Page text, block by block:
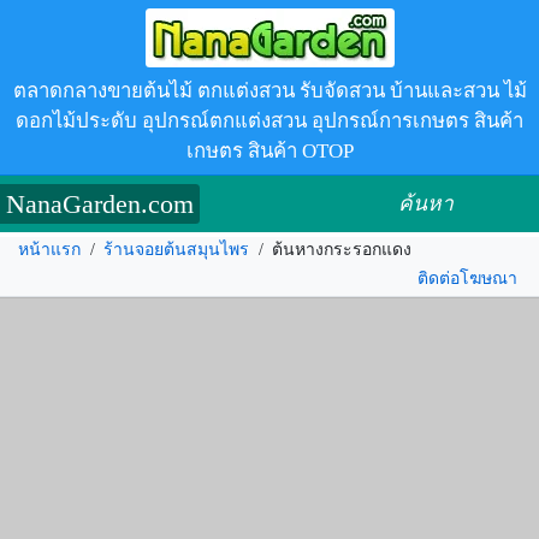
ตลาดกลางขายต้นไม้ ตกแต่งสวน รับจัดสวน บ้านและสวน ไม้
ดอกไม้ประดับ อุปกรณ์ตกแต่งสวน อุปกรณ์การเกษตร สินค้า
เกษตร สินค้า OTOP
NanaGarden.com ค้นหา
หน้าแรก / ร้านจอยต้นสมุนไพร / ต้นหางกระรอกแดง
ติดต่อโฆษณา